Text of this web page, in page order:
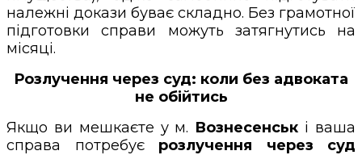
належні докази буває складно. Без грамотної
підготовки справи можуть затягнутись на
місяці.
Розлучення через суд: коли без адвоката
не обійтись
Якщо ви мешкаєте у м. Вознесенськ і ваша
справа потребує розлучення через суд